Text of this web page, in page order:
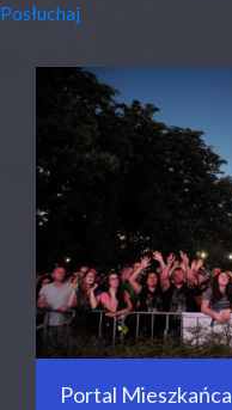
Posłuchaj
Portal Mieszkańca